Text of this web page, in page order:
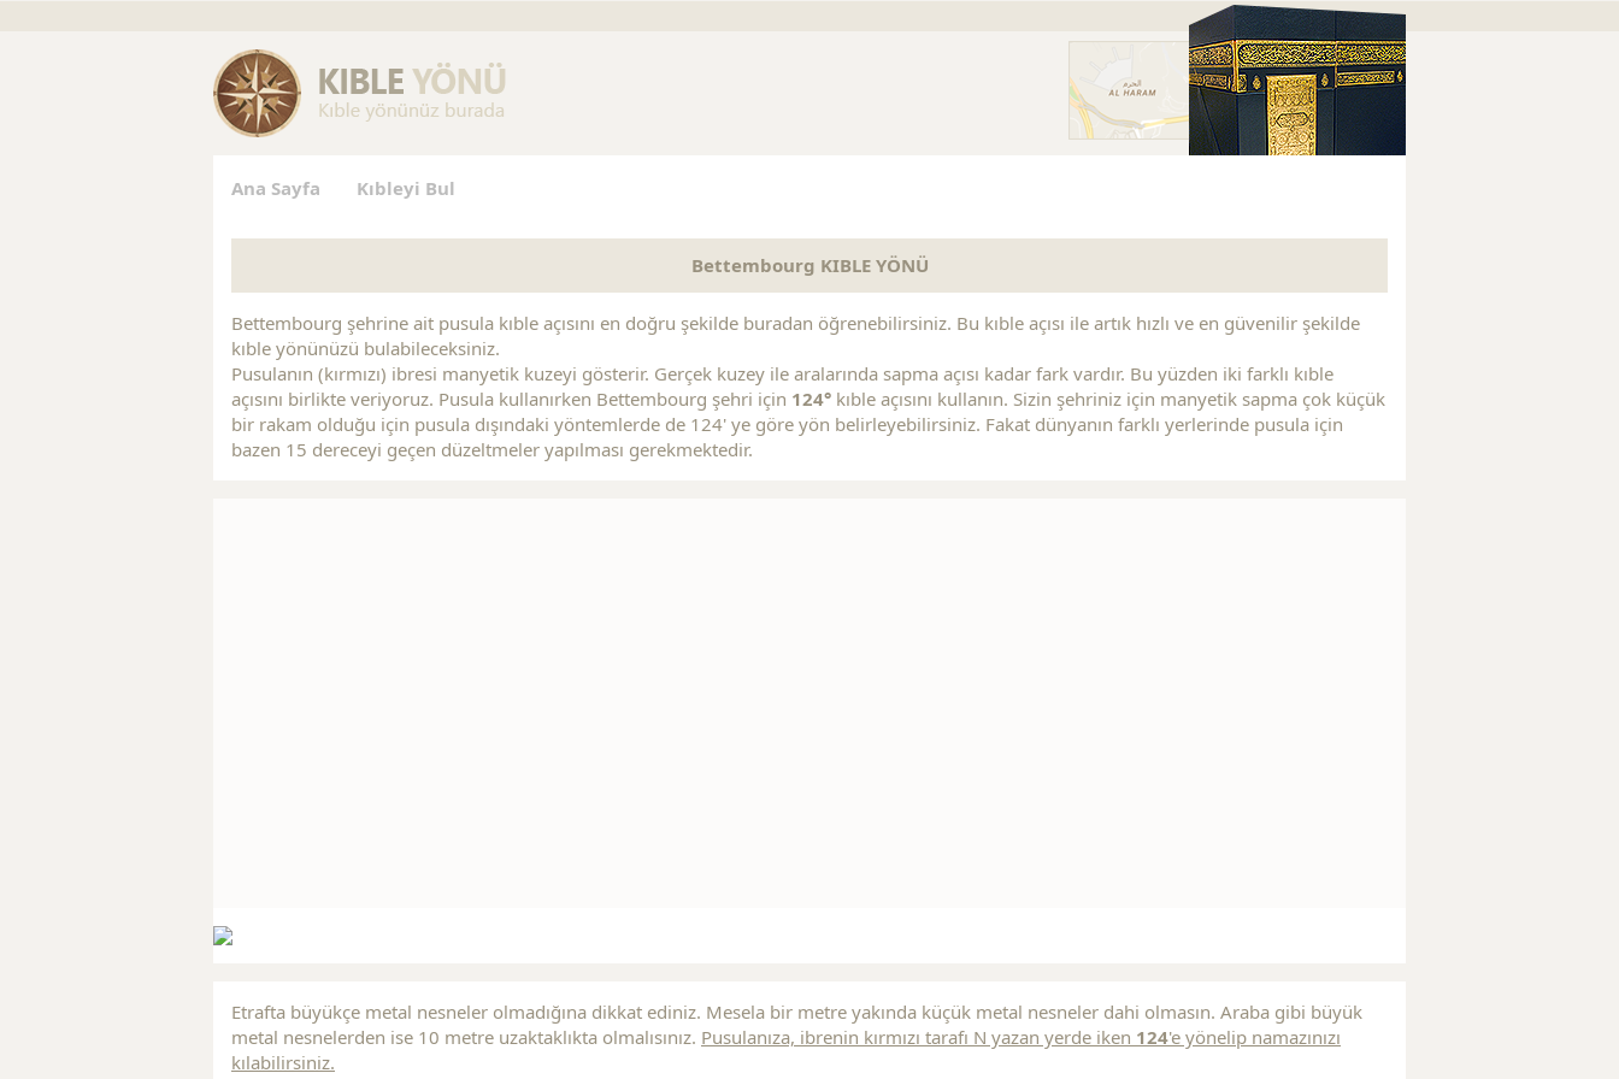
Replica Watches Replica Watches
Ana Sayfa Kıbleyi Bul
Bettembourg KIBLE YÖNÜ
Bettembourg şehrine ait pusula kıble açısını en doğru şekilde buradan öğrenebilirsiniz. Bu kıble açısı ile artık hızlı ve en güvenilir şekilde
kıble yönünüzü bulabileceksiniz.
Pusulanın (kırmızı) ibresi manyetik kuzeyi gösterir. Gerçek kuzey ile aralarında sapma açısı kadar fark vardır. Bu yüzden iki farklı kıble
açısını birlikte veriyoruz. Pusula kullanırken Bettembourg şehri için 124° kıble açısını kullanın. Sizin şehriniz için manyetik sapma çok küçük
bir rakam olduğu için pusula dışındaki yöntemlerde de 124' ye göre yön belirleyebilirsiniz. Fakat dünyanın farklı yerlerinde pusula için
bazen 15 dereceyi geçen düzeltmeler yapılması gerekmektedir.
Etrafta büyükçe metal nesneler olmadığına dikkat ediniz. Mesela bir metre yakında küçük metal nesneler dahi olmasın. Araba gibi büyük
metal nesnelerden ise 10 metre uzaktaklıkta olmalısınız. Pusulanıza, ibrenin kırmızı tarafı N yazan yerde iken 124'e yönelip namazınızı
kılabilirsiniz.